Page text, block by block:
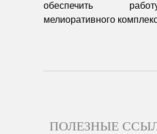
обеспечить
мелиоративного
ПОЛЕЗНЫЕ